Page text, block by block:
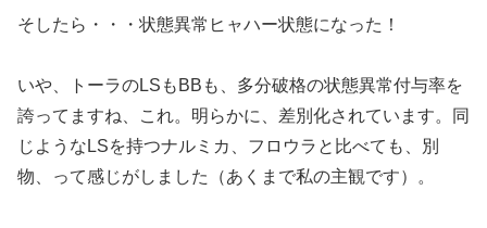
そしたら・・・状態異常ヒャハー状態になった！
いや、トーラのLSもBBも、多分破格の状態異常付与率を
誇ってますね、これ。明らかに、差別化されています。同
じようなLSを持つナルミカ、フロウラと比べても、別
物、って感じがしました（あくまで私の主観です）。